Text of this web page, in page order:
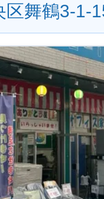
区舞鶴3-1-